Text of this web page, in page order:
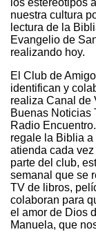
los estereotipos
nuestra cultura
lectura de la
Evangelio de
realizando hoy.
El Club de
identifican y
realiza Canal de
Buenas Noticias
Radio
regale la Biblia
atienda cada
parte del club,
semanal que se
TV de libros,
colaboran para
el amor de Dios
Manuela, que